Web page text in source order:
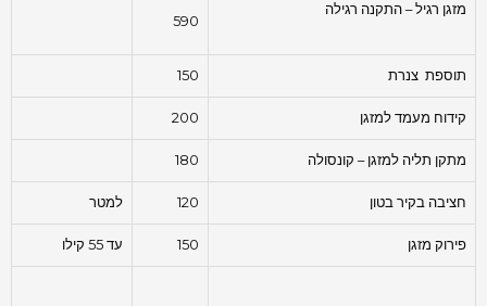
מזגן רגיל – התקנה רגילה
590
תוספת צנרת 150
קידוח מעמד למזגן 200
מתקן תליה למזגן – קונסולה 180
חציבה בקיר בטון 120 למטר
פירוק מזגן 150 עד 55 קילו